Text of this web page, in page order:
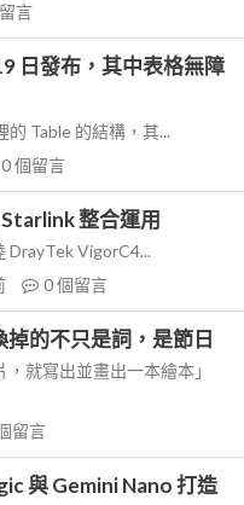
言
日發布，其中表格無障
Table 的結構，其...
0個留言
整合運用
DrayTek VigorC4...
0個留言
的不只是詞，是節日
就寫出並畫出一本繪本」
留言
與 Gemini Nano 打造